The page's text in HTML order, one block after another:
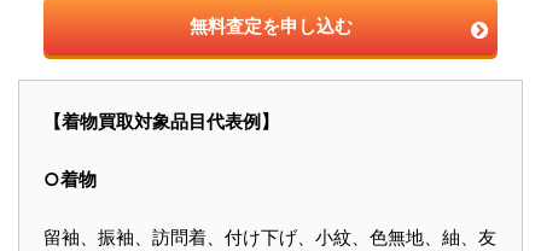
無料査定を申し込む
【着物買取対象品目代表例】
○着物
留袖、振袖、訪問着、付け下げ、小紋、色無地、紬、友